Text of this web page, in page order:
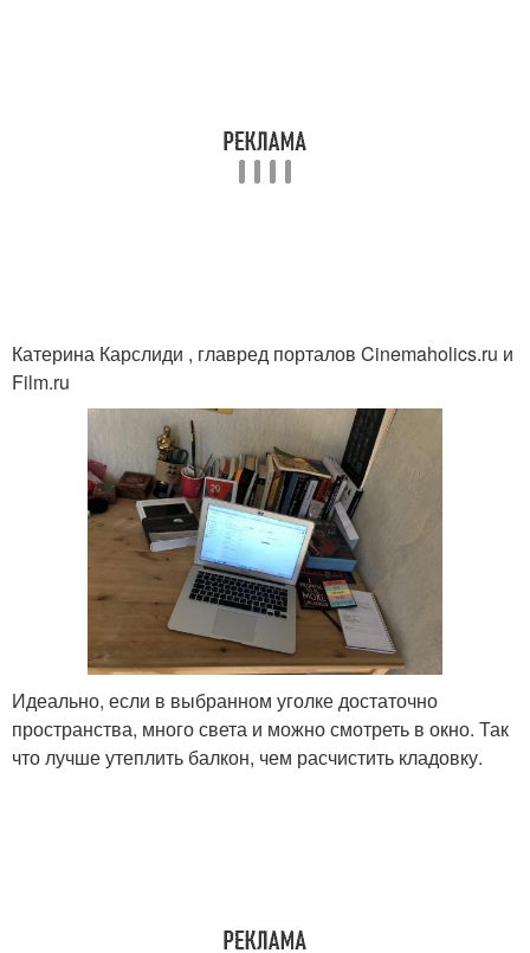
Катерина Карслиди , главред порталов Cinemaholics.ru и
Film.ru
Идеально, если в выбранном уголке достаточно
пространства, много света и можно смотреть в окно. Так
что лучше утеплить балкон, чем расчистить кладовку.